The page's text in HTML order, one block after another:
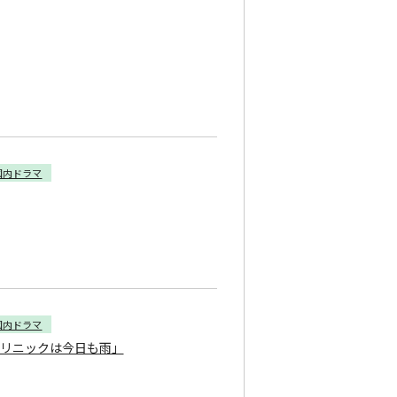
内ドラマ
内ドラマ
ニックは今日も雨」